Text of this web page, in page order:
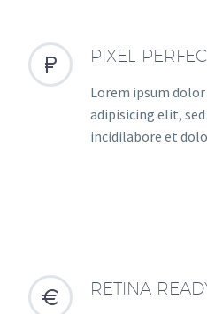

 PIXEL
Lorem ipsum
adipisicing elit,
incidilabore et

 RETINA